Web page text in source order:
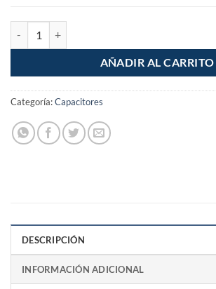
AÑADIR AL CARRITO
Categoría:Capacitores
DESCRIPCIÓN
INFORMACIÓN ADICIONAL